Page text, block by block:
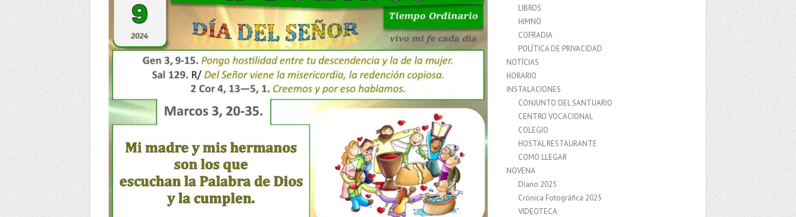
LIBROS
HIMNO
COFRADIA
POLÍTICA DE PRIVACIDAD
NOTÍCIAS
HORARIO
INSTALACIONES
CONJUNTO DEL SANTUARIO
CENTRO VOCACIONAL
COLEGIO
HOSTAL RESTAURANTE
COMO LLEGAR
NOVENA
Díario 2025
Crónica Fotográfica 2025
VIDEOTECA